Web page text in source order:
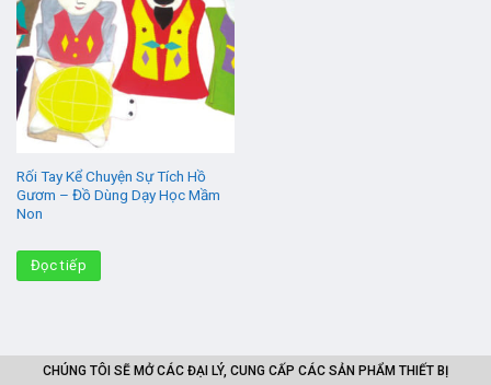
Rối Tay Kể Chuyện Sự Tích Hồ
Gươm – Đồ Dùng Dạy Học Mầm
Non
Đọc tiếp
CHÚNG TÔI SẼ MỞ CÁC ĐẠI LÝ, CUNG CẤP CÁC SẢN PHẨM THIẾT BỊ